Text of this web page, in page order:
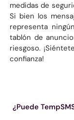
medidas de
Si bien los
representa
tablón de
riesgoso.
confianza!
¿Puede